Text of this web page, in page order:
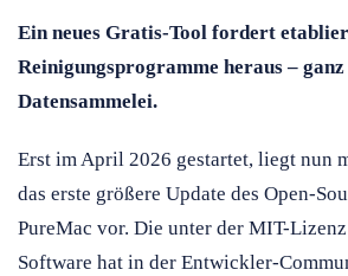
Ein neues Gratis-Tool fordert
Reinigungsprogramme heraus – ganz
Datensammelei.
Erst im April 2026 gestartet, liegt nun
das erste größere Update des Open-
PureMac vor. Die unter der MIT-
Software hat in der Entwickler-